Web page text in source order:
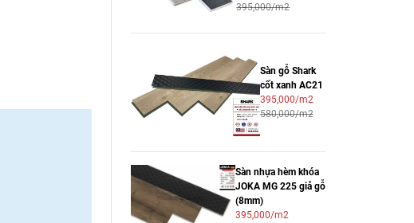
395,000/m2
Sàn gỗ Shark
cốt xanh AC21
395,000/m2
580,000/m2
Sàn nhựa hèm khóa
JOKA MG 225 giả gỗ
(8mm)
395,000/m2